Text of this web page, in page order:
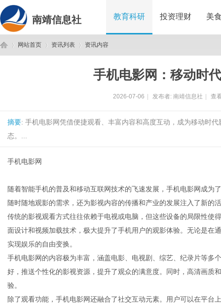
南靖信息社 教育科研 投资理财 美
网站首页 资讯列表 资讯内容
手机电影网：移动时
2026-07-06 发布者: 南靖信息社 查
摘要: 手机电影网凭借便捷观看、丰富内容和高度互动，成为移动时
态。...
手机电影网
随着智能手机的普及和移动互联网技术的飞速发展，手机电影网成为
随时随地观影的需求，还为影视内容的传播和产业的发展注入了新的
传统的影视观看方式往往依赖于电视或电脑，但这些设备的局限性使
面设计和视频加载技术，极大提升了手机用户的观影体验。无论是在
实现娱乐的自由变换。
手机电影网的内容极为丰富，涵盖电影、电视剧、综艺、纪录片等多
好，推送个性化的影视资源，提升了观众的满意度。同时，高清画质
验。
除了观看功能，手机电影网还融合了社交互动元素。用户可以在平台